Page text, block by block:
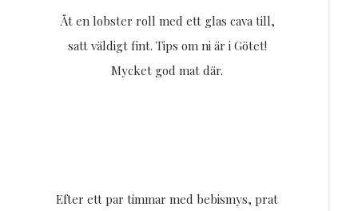
Åt en lobster roll med ett glas cava till,
satt väldigt fint. Tips om ni är i Götet!
Mycket god mat där.
Efter ett par timmar med bebismys, prat